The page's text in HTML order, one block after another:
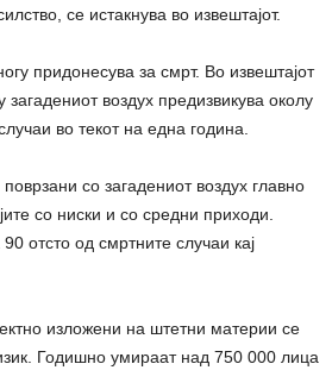
се истакнува во извештајот.
придонесува за смрт. Во извештајот
воздух предизвикува околу
во текот на една година.
со загадениот воздух главно
со ниски и со средни приходи.
отсто од смртните случаи кај
изложени на штетни материи се
Годишно умираат над 750 000 лица